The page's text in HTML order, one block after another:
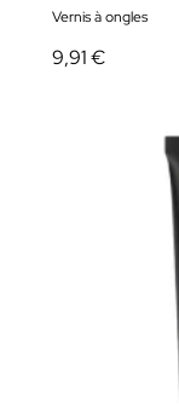
Vernis à ongles
9,91 €